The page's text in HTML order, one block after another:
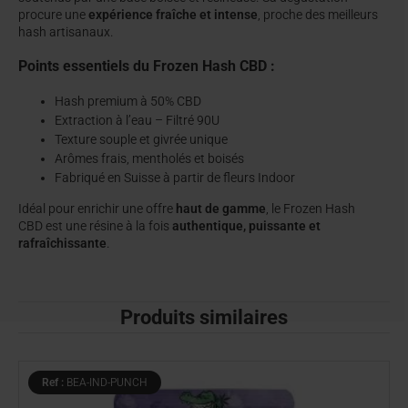
procure une expérience fraîche et intense , proche des meilleurs
hash artisanaux.
Points essentiels du Frozen Hash CBD :
Hash premium à 50% CBD
Extraction à l’eau – Filtré 90U
Texture souple et givrée unique
Arômes frais, mentholés et boisés
Fabriqué en Suisse à partir de fleurs Indoor
Idéal pour enrichir une offre haut de gamme, le Frozen Hash
CBD est une résine à la fois authentique, puissante et
rafraîchissante.
Produits similaires
Ref : BEA-IND-PUNCH